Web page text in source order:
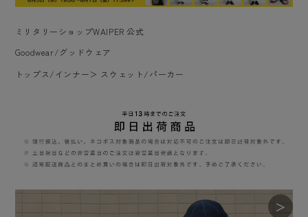
ミリタリーショップWAIPER 公式
Goodwear/グッドウェア
トップス/インナー＞ スウェット/パーカー
＞